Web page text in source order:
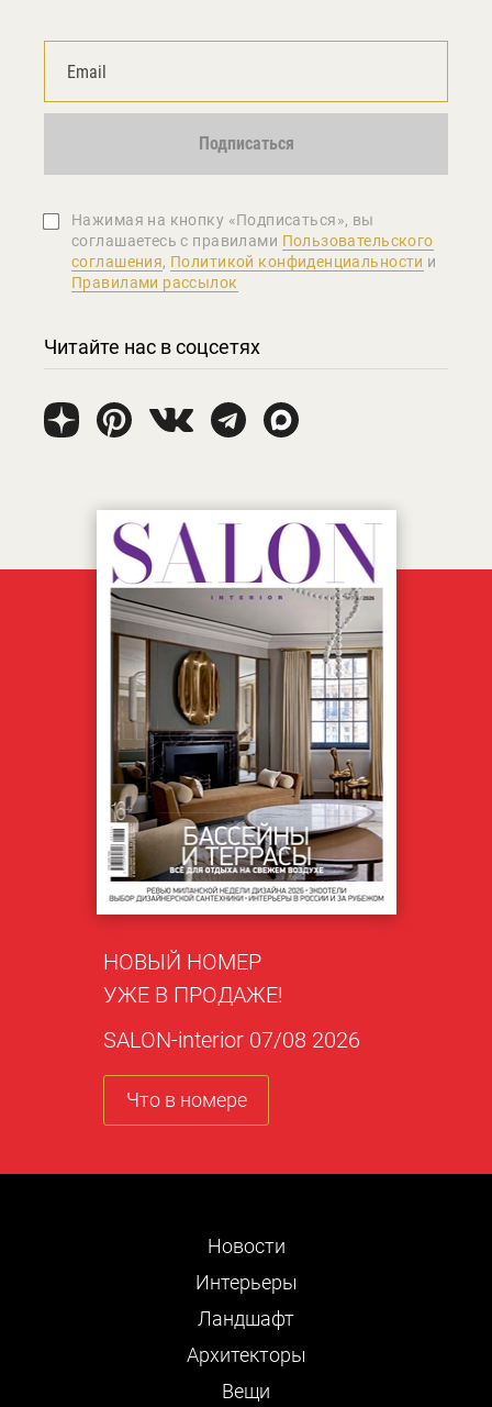
Подписаться
Нажимая на кнопку «Подписаться», вы
соглашаетеcь с правилами Пользовательского
соглашения, Политикой конфиденциальности и
Правилами рассылок
Читайте нас в соцсетях
НОВЫЙ НОМЕР
УЖЕ В ПРОДАЖЕ!
SALON-interior 07/08 2026
Что в номере
Новости
Интерьеры
Ландшафт
Архитекторы
Вещи